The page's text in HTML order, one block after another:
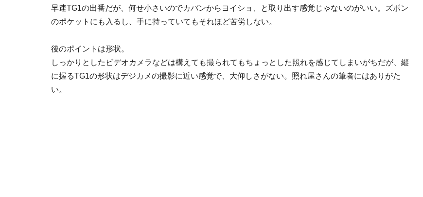
早速TG1の出番だが、何せ小さいのでカバンからヨイショ、と取り出す感覚じゃないのがいい。ズボン
のポケットにも入るし、手に持っていてもそれほど苦労しない。
後のポイントは形状。
しっかりとしたビデオカメラなどは構えても撮られてもちょっとした照れを感じてしまいがちだが、縦
に握るTG1の形状はデジカメの撮影に近い感覚で、大仰しさがない。照れ屋さんの筆者にはありがた
い。